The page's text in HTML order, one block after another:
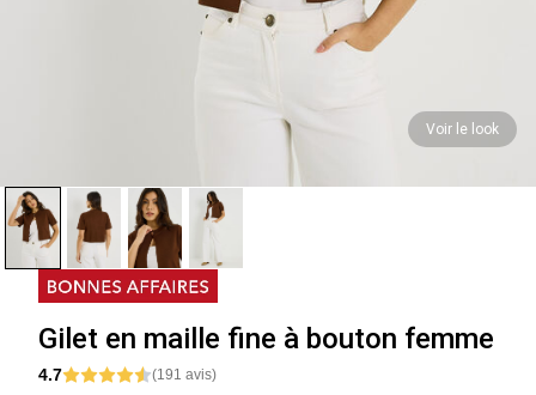
Voir le look
Gilet en maille fine à bouton femme
4.7 (191 avis)